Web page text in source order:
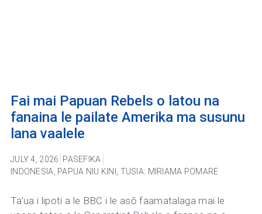
Fai mai Papuan Rebels o latou na
fanaina le pailate Amerika ma susunu
lana vaalele
JULY 4, 2026 PASEFIKA
INDONESIA PAPUA NIU KINI TUSIA: MIRIAMA POMARE
Ta’ua i lipoti a le BBC i le asō faamatalaga mai le